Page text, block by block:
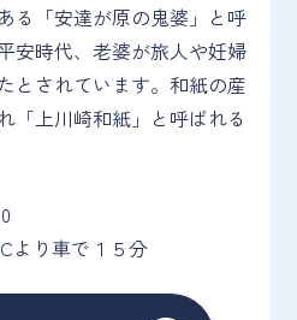
る「安達が原の鬼婆」と呼
安時代、老婆が旅人や妊婦
とされています。和紙の産
「上川崎和紙」と呼ばれる
より車で１５分